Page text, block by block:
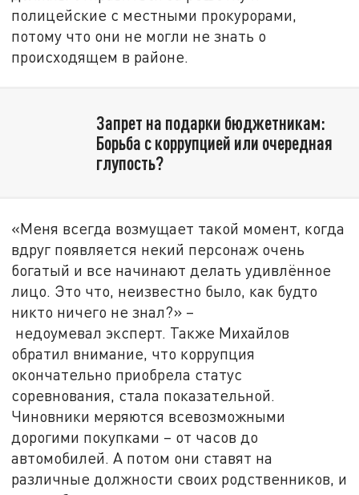
полицейские с местными прокурорами,
потому что они не могли не знать о
происходящем в районе.
Запрет на подарки бюджетникам:
Борьба с коррупцией или очередная
глупость?
«Меня всегда возмущает такой момент, когда
вдруг появляется некий персонаж очень
богатый и все начинают делать удивлённое
лицо. Это что, неизвестно было, как будто
никто ничего не знал?» –
недоумевал эксперт. Также Михайлов
обратил внимание, что коррупция
окончательно приобрела статус
соревнования, стала показательной.
Чиновники меряются всевозможными
дорогими покупками – от часов до
автомобилей. А потом они ставят на
различные должности своих родственников, и